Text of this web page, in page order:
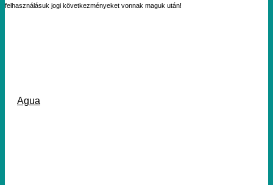
felhasználásuk jogi következményeket vonnak maguk után!
Agua